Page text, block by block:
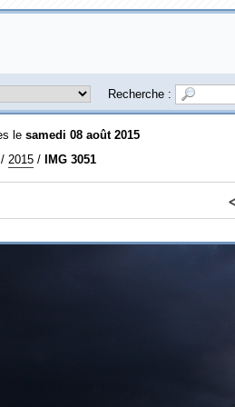
Recherche :
le samedi 08 août 2015
/ 2015/ IMG 3051